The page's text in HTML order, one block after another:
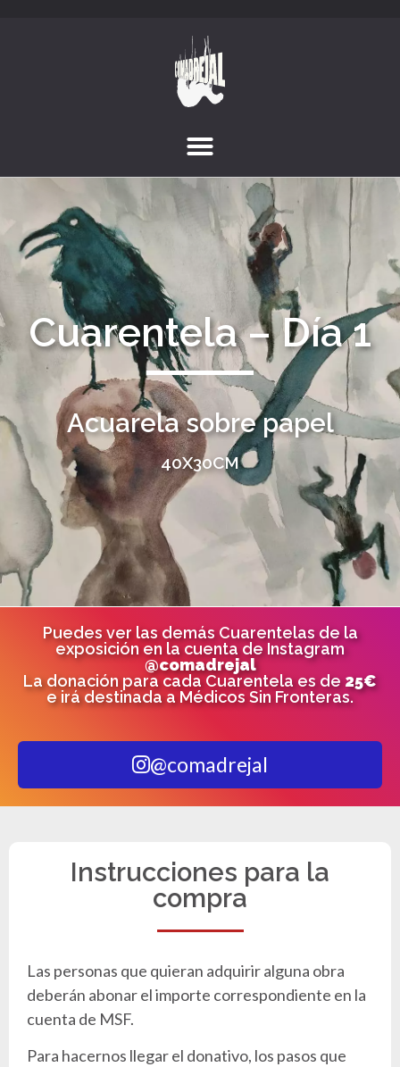
Cuarentela – Día 1
Acuarela sobre papel
40X30CM
Puedes ver las demás Cuarentelas de la
exposición en la cuenta de Instagram
@comadrejal
La donación para cada Cuarentela es de25€
e irá destinada a Médicos Sin Fronteras.
@comadrejal
Instrucciones para la
compra
Las personas que quieran adquirir alguna obra
deberán abonar el importe correspondiente en la
cuenta de MSF.
Para hacernos llegar el donativo, los pasos que